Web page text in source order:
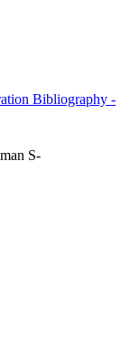
Bibliography -
S-